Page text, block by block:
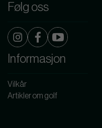
Følg oss
Informasjon
Vilkår
Artikler om golf